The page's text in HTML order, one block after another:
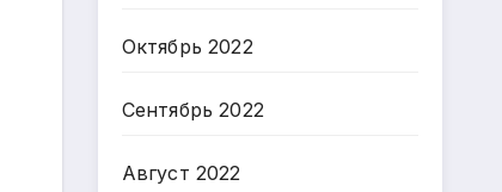
Октябрь 2022
Сентябрь 2022
Август 2022